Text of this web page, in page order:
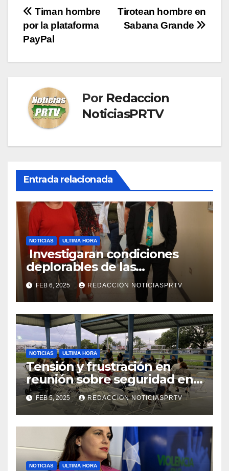
Navegación
de
entradas
Tirotean hombre en
Sabana Grande
Timan hombre
por la plataforma
PayPal
Por Redaccion
NoticiasPRTV
Entrada relacionada
NOTICIAS ULTIMA HORA
Investigaran condiciones
deplorables de las
facilidades el Departamento
de la Salud en Mayagüez
FEB 6, 2025 REDACCION NOTICIASPRTV
NOTICIAS ULTIMA HORA
Tensión y frustración en
reunión sobre seguridad en
Reparto Metropolitano
FEB 5, 2025 REDACCION NOTICIASPRTV
NOTICIAS ULTIMA HORA